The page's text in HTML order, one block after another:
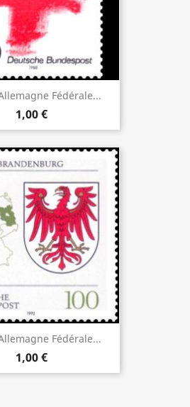
Fédérale...
1,00 €
Fédérale...
1,00 €